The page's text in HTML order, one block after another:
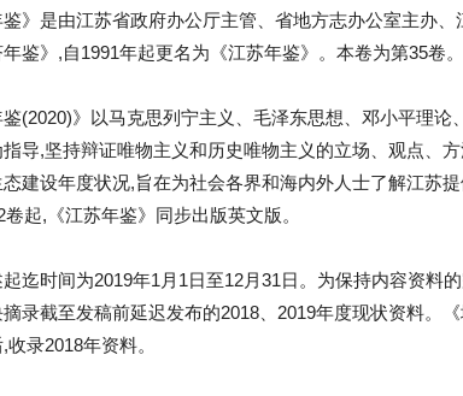
》是由江苏省政府办公厅主管、省地方志办公室主办
鉴》,自1991年起更名为《江苏年鉴》。本卷为第35卷。
(2020)》以马克思列宁主义、毛泽东思想、邓小平理
导,坚持辩证唯物主义和历史唯物主义的立场、观点、
建设年度状况,旨在为社会各界和海内外人士了解江苏
起,《江苏年鉴》同步出版英文版。
迄时间为2019年1月1日至12月31日。为保持内容资料
录截至发稿前延迟发布的2018、2019年度现状资料。
录2018年资料。